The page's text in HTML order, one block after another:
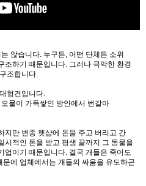
않습니다. 누구든, 어떤 단체든 소위
조하기 때문입니다. 그러나 극악한 환경
조합니다.
형견입니다.
물이 가득쌓인 방안에서 번갈아
지만 변종 펫샵에 돈을 주고 버리고 간
시적인 돈을 받고 평생 끝까지 그 동물을
업이기 때문입니다. 결국 개들은 죽어도
에 업체에서는 개들의 싸움을 유도하곤